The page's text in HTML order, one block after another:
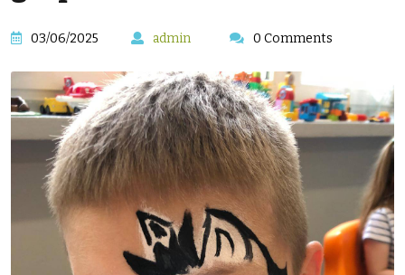
03/06/2025 admin 0 Comments